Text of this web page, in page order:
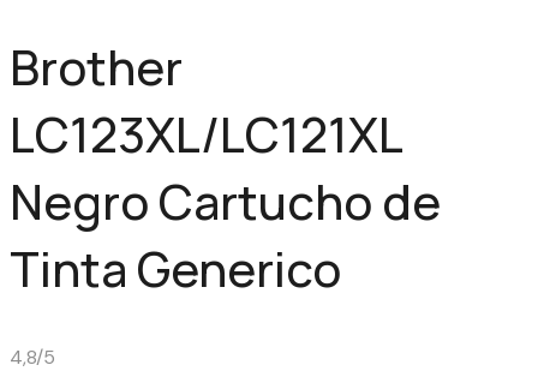
Brother
LC123XL/LC121XL
Negro Cartucho de
Tinta Generico
4,8/5